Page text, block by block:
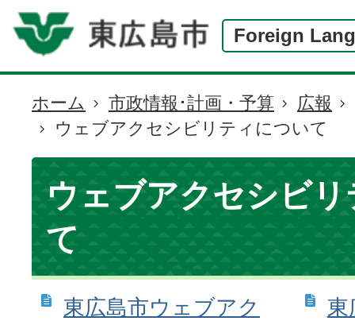
Foreign
現
在
の
置
ホーム 市政情報･計画・予算
広報
ウェブアクセシビリティについて
ウェブアクセシビ
て
東広島市ウェブアク
東